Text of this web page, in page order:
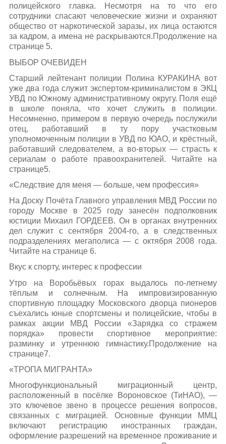
полицейского главка. Несмотря на то что его
сотрудники спасают человеческие жизни и охраняют
общество от наркотической заразы, их лица остаются
за кадром, а имена не раскрываются.Продолжение на
странице 5.
ВЫБОР ОЧЕВИДЕН
Старший лейтенант полиции Полина КУРАКИНА вот
уже два года служит экспертом-криминалистом в ЭКЦ
УВД по Южному административному округу. Поля ещё
в школе поняла, что хочет служить в полиции.
Несомненно, примером в первую очередь послужили
отец, работавший в ту пору участковым
уполномоченным полиции в УВД по ЮАО, и крёстный,
работавший следователем, а во-вторых — страсть к
сериалам о работе правоохранителей. Читайте на
странице5.
«Следствие для меня — больше, чем профессия»
На Доску Почёта Главного управления МВД России по
городу Москве в 2025 году занесён подполковник
юстиции Михаил ГОРДЕЕВ. Он в органах внутренних
дел служит с сентября 2004-го, а в следственных
подразделениях мегаполиса — с октября 2008 года.
Читайте на странице 6.
Вкус к спорту, интерес к профессии
Утро на Воробьёвых горах выдалось по-летнему
тёплым и солнечным. На импровизированную
спортивную площадку Московского дворца пионеров
съехались юные спортсмены и полицейские, чтобы в
рамках акции МВД России «Зарядка со стражем
порядка» провести спортивное мероприятие:
разминку и утреннюю гимнастику.Продолжение на
странице7.
«ТРОПА МИГРАНТА»
Многофункциональный миграционный центр,
расположенный в посёлке Вороновское (ТиНАО), —
это ключевое звено в процессе решения вопросов,
связанных с миграцией. Основные функции ММЦ
включают регистрацию иностранных граждан,
оформление разрешений на временное проживание и